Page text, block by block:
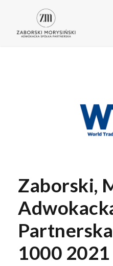
Zaborski,
1000 2021